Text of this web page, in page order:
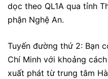
dọc theo QL1A qua tỉnh
phận Nghệ An.
Tuyến đường thứ 2: Bạn
Chí Minh với khoảng
xuất phát từ trung tâm